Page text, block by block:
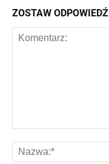
ZOSTAW ODPOWIEDŹ